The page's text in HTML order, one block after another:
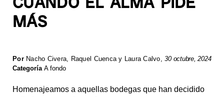
MÁS
Por Nacho Civera, Raquel Cuenca y Laura Calvo ,30 octubre, 2024
Categoría A fondo
Homenajeamos a aquellas bodegas que han decidido